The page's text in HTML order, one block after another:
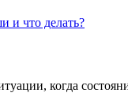
и что делать?
когда